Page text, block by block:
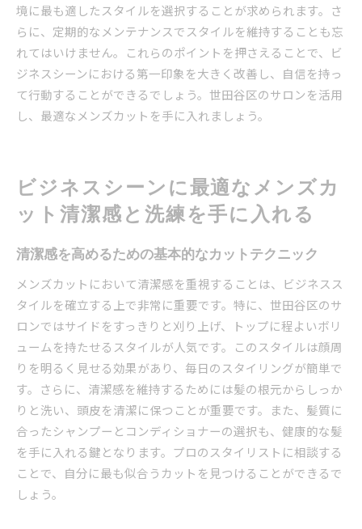
境に最も適したスタイルを選択することが求められます。さ
らに、定期的なメンテナンスでスタイルを維持することも忘
れてはいけません。これらのポイントを押さえることで、ビ
ジネスシーンにおける第一印象を大きく改善し、自信を持っ
て行動することができるでしょう。世田谷区のサロンを活用
し、最適なメンズカットを手に入れましょう。
ビジネスシーンに最適なメンズカ
ット清潔感と洗練を手に入れる
清潔感を高めるための基本的なカットテクニック
メンズカットにおいて清潔感を重視することは、ビジネスス
タイルを確立する上で非常に重要です。特に、世田谷区のサ
ロンではサイドをすっきりと刈り上げ、トップに程よいボリ
ュームを持たせるスタイルが人気です。このスタイルは顔周
りを明るく見せる効果があり、毎日のスタイリングが簡単で
す。さらに、清潔感を維持するためには髪の根元からしっか
りと洗い、頭皮を清潔に保つことが重要です。また、髪質に
合ったシャンプーとコンディショナーの選択も、健康的な髪
を手に入れる鍵となります。プロのスタイリストに相談する
ことで、自分に最も似合うカットを見つけることができるで
しょう。